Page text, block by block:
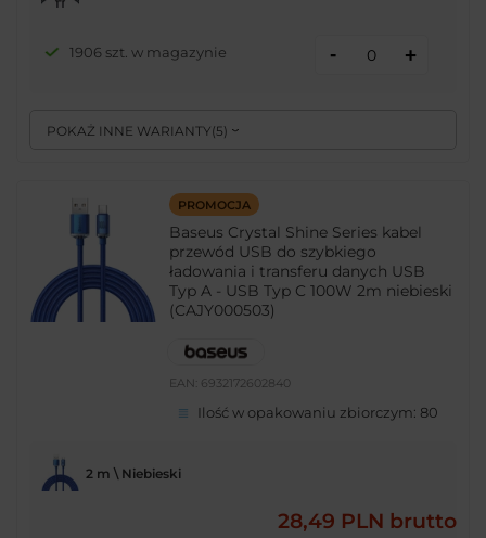
POKAŻ INNE WARIANTY(5)
1906 szt. w magazynie - +
PROMOCJA
Baseus Crystal Shine Series kabel
przewód USB do szybkiego
ładowania i transferu danych USB
Typ A - USB Typ C 100W 2m niebieski
(CAJY000503)
EAN: 6932172602840
Ilość w opakowaniu zbiorczym: 80
2 m \ Niebieski
28,49 PLN brutto